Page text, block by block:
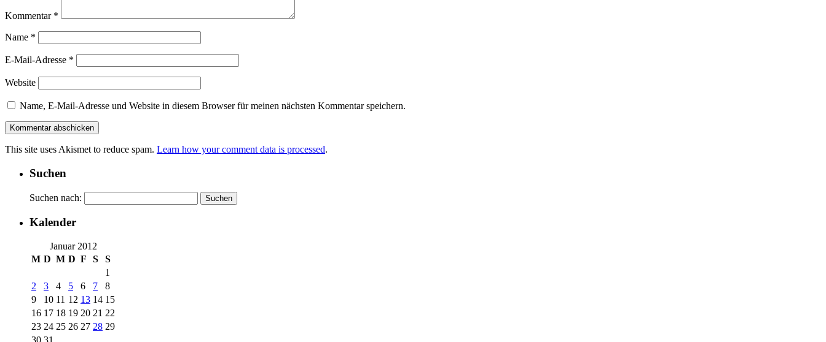
Kommentar *
Name *
E-Mail-Adresse *
Website
Name, E-Mail-Adresse und Website in diesem Browser für meinen nächsten Kommentar speichern.
This site uses Akismet to reduce spam. Learn how your comment data is processed.
Suchen
Suchen nach:
Kalender
Januar 2012
M D M D F S
S
1
2
3 4 5 6 7
8
9
10 11 12 13 14 15
16 17 18 19 20 21 22
23 24 25 26 27 28 29